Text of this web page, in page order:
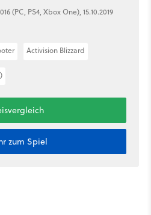
(PC, PS4, Xbox One), 15.10.2019
Activision Blizzard
zum Spiel